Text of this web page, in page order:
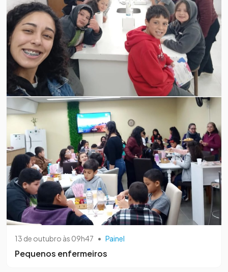
13 de outubro às 09h47 • Painel
Pequenos enfermeiros